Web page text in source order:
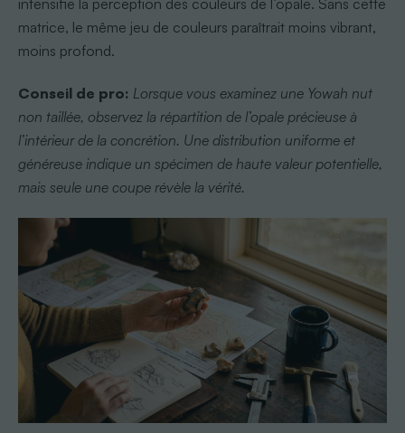
matrice, le même jeu de couleurs paraîtrait moins vibrant,
moins profond.
Conseil de pro: Lorsque vous examinez une Yowah nut
non taillée, observez la répartition de l’opale précieuse à
l’intérieur de la concrétion. Une distribution uniforme et
généreuse indique un spécimen de haute valeur potentielle,
mais seule une coupe révèle la vérité.